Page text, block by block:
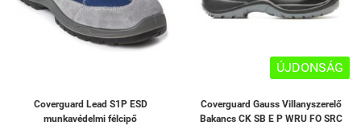
Coverguard Lead S1P ESD
munkavédelmi félcipő
ÚJDONSÁG
Coverguard Gauss Villanyszerelő
Bakancs CK SB E P WRU FO SRC